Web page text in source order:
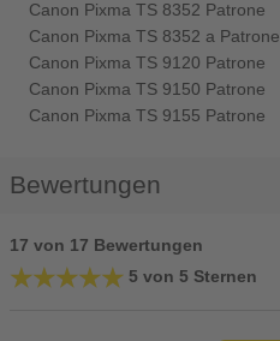
Canon Pixma TS 8352 Patrone
Canon Pixma TS 8352 a Patrone
Canon Pixma TS 9120 Patrone
Canon Pixma TS 9150 Patrone
Canon Pixma TS 9155 Patrone
Bewertungen
17 von 17 Bewertungen
★★★★★
★★★★★ 5 von 5 Sternen